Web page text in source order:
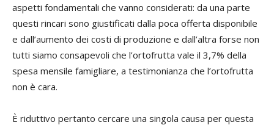
aspetti fondamentali che vanno considerati: da una parte
questi rincari sono giustificati dalla poca offerta disponibile
e dall’aumento dei costi di produzione e dall’altra forse non
tutti siamo consapevoli che l’ortofrutta vale il 3,7% della
spesa mensile famigliare, a testimonianza che l’ortofrutta
non è cara.
È riduttivo pertanto cercare una singola causa per questa